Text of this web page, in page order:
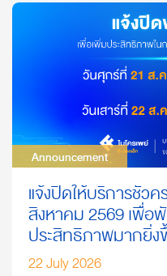
Announcement
Announcement
แจ้งปิดให้บริการชั่ว
สิงหาคม 2569 เพื่อ
ประสิทธิภาพมากยิ่ง
22 July 2026